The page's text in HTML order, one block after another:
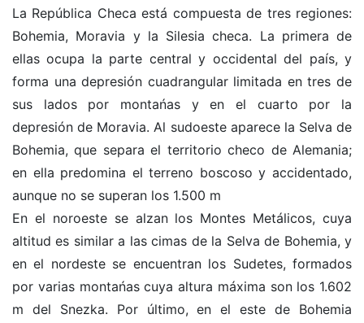
La República Checa está compuesta de tres regiones:
Bohemia, Moravia y la Silesia checa. La primera de
ellas ocupa la parte central y occidental del país, y
forma una depresión cuadrangular limitada en tres de
sus lados por montańas y en el cuarto por la
depresión de Moravia. Al sudoeste aparece la Selva de
Bohemia, que separa el territorio checo de Alemania;
en ella predomina el terreno boscoso y accidentado,
aunque no se superan los 1.500 m
En el noroeste se alzan los Montes Metálicos, cuya
altitud es similar a las cimas de la Selva de Bohemia, y
en el nordeste se encuentran los Sudetes, formados
por varias montańas cuya altura máxima son los 1.602
m del Snezka. Por último, en el este de Bohemia